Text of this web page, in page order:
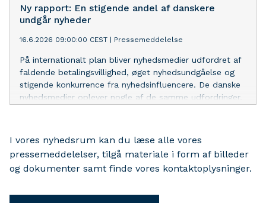
Ny rapport: En stigende andel af danskere
undgår nyheder
16.6.2026 09:00:00 CEST Pressemeddelelse
På internationalt plan bliver nyhedsmedier udfordret af
faldende betalingsvillighed, øget nyhedsundgåelse og
stigende konkurrence fra nyhedsinfluencere. De danske
nyhedsmedier oplever nogle af de samme udfordringer,
I vores nyhedsrum kan du læse alle vores
pressemeddelelser, tilgå materiale i form af billeder
og dokumenter samt finde vores kontaktoplysninger.